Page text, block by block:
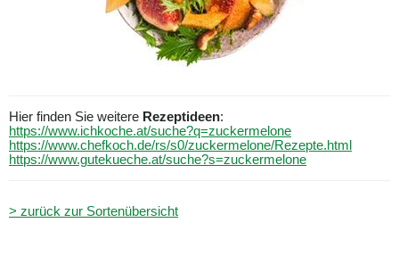
Hier finden Sie weitere Rezeptideen:
https://www.ichkoche.at/suche?q=zuckermelone
https://www.chefkoch.de/rs/s0/zuckermelone/Rezepte.html
https://www.gutekueche.at/suche?s=zuckermelone
> zurück zur Sortenübersicht